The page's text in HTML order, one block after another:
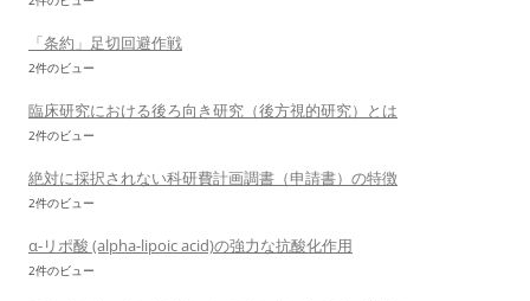
「条約」足切回避作戦
2件のビュー
臨床研究における後ろ向き研究（後方視的研究）とは
2件のビュー
絶対に採択されない科研費計画調書（申請書）の特徴
2件のビュー
α-リポ酸 (alpha-lipoic acid)の強力な抗酸化作用
2件のビュー